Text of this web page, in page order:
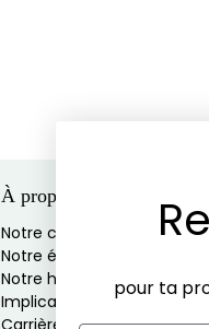
À propos
Notre culture
Notre équipe
Notre histoire
Implications sociales